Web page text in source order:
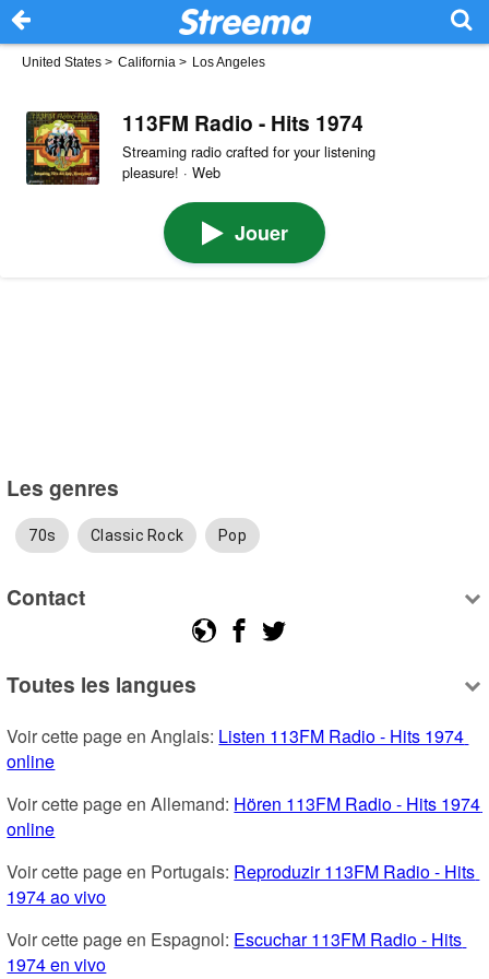
United States > California > Los Angeles
113FM Radio - Hits 1974
Streaming radio crafted for your listening
pleasure! · Web
Jouer
Les genres
70s Classic Rock Pop
Contact
Toutes les langues
Voir cette page en Anglais: Listen 113FM Radio - Hits 1974
online
Voir cette page en Allemand: Hören 113FM Radio - Hits 1974
online
Voir cette page en Portugais: Reproduzir 113FM Radio - Hits
1974 ao vivo
Voir cette page en Espagnol: Escuchar 113FM Radio - Hits
1974 en vivo